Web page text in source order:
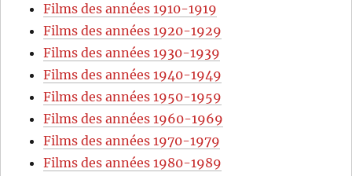
Films des années 1910-1919
Films des années 1920-1929
Films des années 1930-1939
Films des années 1940-1949
Films des années 1950-1959
Films des années 1960-1969
Films des années 1970-1979
Films des années 1980-1989